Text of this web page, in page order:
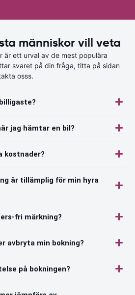
människor vill veta
är ett urval av de mest populära
svaret på din fråga, titta på sidan
osss.
jag hämtar en bil?
kostnader?
är tillämplig för min hyra
fri märkning?
avbryta min bokning?
på bokningen?